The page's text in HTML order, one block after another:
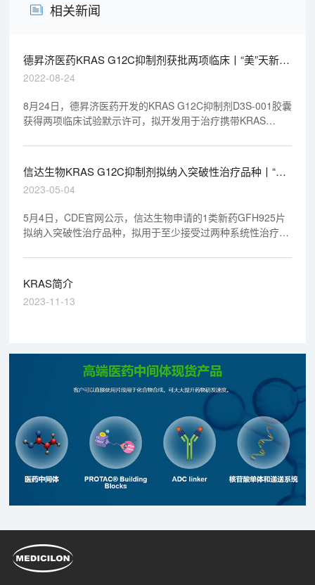
相关新闻
德昇济医药KRAS G12C抑制剂获批两项临床丨“美”天新药
事
2022-08-24
8月24日，德昇济医药开发的KRAS G12C抑制剂D3S-001胶囊
获得两项临床试验默示许可，拟开发用于治疗携带KRAS
新药。
信达生物KRAS G12C抑制剂拟纳入突破性治疗品种丨“美”
天新药事
2023-05-04
5月4日，CDE官网公示，信达生物申请的1类新药GFH925片
拟纳入突破性治疗品种，拟用于至少接受过两种系统性治疗的
GFH925是劲方医药研发的一款KRAS G12C抑制剂，信达生
物通过合作获得了它在大中华区的开发和商业化权利。
KRAS简介
2023-11-13